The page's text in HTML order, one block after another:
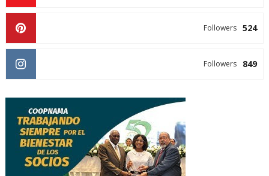
524
Followers
849
Followers